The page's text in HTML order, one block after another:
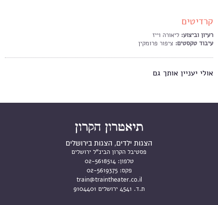
קרדיטים
רעיון וביצוע: ליאורה וייז
עיבוד טקסטים: ציפור פרומקין
אולי יעניין אותך גם
הצגות ילדים, הצגות בירושלים
פסטיבל הקרון הבינ"ל ירושלים
טלפון: 02-5618514
פקס: 02-5619375
train@traintheater.co.il
ת.ד. 4541 ירושלים 9104401